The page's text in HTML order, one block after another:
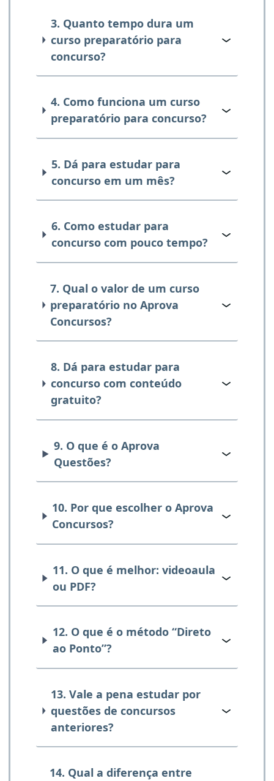
3. Quanto tempo dura um
curso preparatório para
concurso?
4. Como funciona um curso
preparatório para concurso?
5. Dá para estudar para
concurso em um mês?
6. Como estudar para
concurso com pouco tempo?
7. Qual o valor de um curso
preparatório no Aprova
Concursos?
8. Dá para estudar para
concurso com conteúdo
gratuito?
9. O que é o Aprova
Questões?
10. Por que escolher o Aprova
Concursos?
11. O que é melhor: videoaula
ou PDF?
12. O que é o método “Direto
ao Ponto”?
13. Vale a pena estudar por
questões de concursos
anteriores?
14. Qual a diferença entre